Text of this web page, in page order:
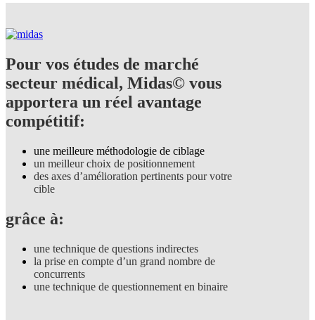
Pour vos études de marché
secteur médical, Midas© vous
apportera un réel avantage
compétitif:
une meilleure méthodologie de ciblage
un meilleur choix de positionnement
des axes d’amélioration pertinents pour votre
cible
grâce à:
une technique de questions indirectes
la prise en compte d’un grand nombre de
concurrents
une technique de questionnement en binaire